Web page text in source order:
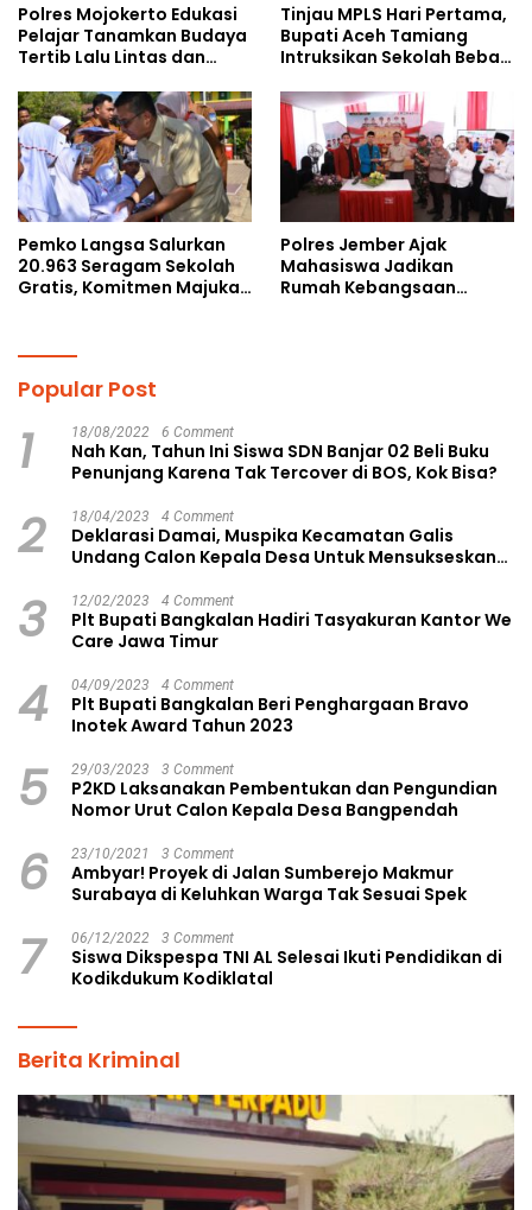
Polres Mojokerto Edukasi
Pelajar Tanamkan Budaya
Tertib Lalu Lintas dan
Tinjau MPLS Hari Pertama,
Bupati Aceh Tamiang
Intruksikan Sekolah Bebas
Pemko Langsa Salurkan
20.963 Seragam Sekolah
Gratis, Komitmen Majukan
Polres Jember Ajak
Mahasiswa Jadikan
Rumah Kebangsaan
Popular Post
1 18/08/2022 6 Comment
Nah Kan, Tahun Ini Siswa SDN Banjar 02 Beli Buku
Penunjang Karena Tak Tercover di BOS, Kok Bisa?
2 18/04/2023 4 Comment
Deklarasi Damai, Muspika Kecamatan Galis
Undang Calon Kepala Desa Untuk Mensukseskan
3 12/02/2023 4 Comment
Plt Bupati Bangkalan Hadiri Tasyakuran Kantor We
Care Jawa Timur
4 04/09/2023 4 Comment
Plt Bupati Bangkalan Beri Penghargaan Bravo
Inotek Award Tahun 2023
5 29/03/2023 3 Comment
P2KD Laksanakan Pembentukan dan Pengundian
Nomor Urut Calon Kepala Desa Bangpendah
6 23/10/2021 3 Comment
Ambyar! Proyek di Jalan Sumberejo Makmur
Surabaya di Keluhkan Warga Tak Sesuai Spek
7 06/12/2022 3 Comment
Siswa Dikspespa TNI AL Selesai Ikuti Pendidikan di
Kodikdukum Kodiklatal
Berita Kriminal